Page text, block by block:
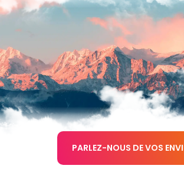
PARLEZ-NOUS DE VOS